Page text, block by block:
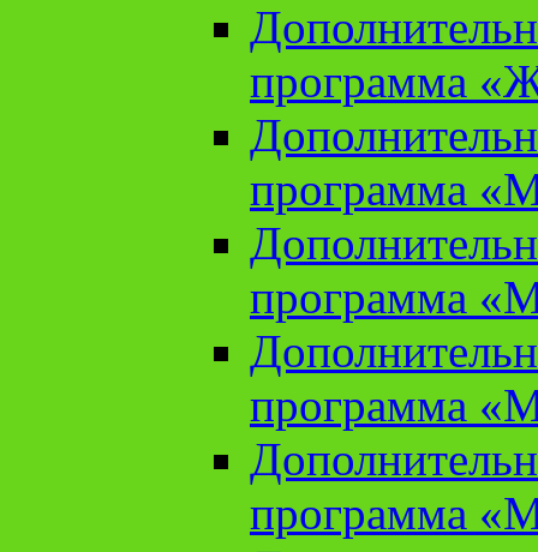
программа
программа
программа
программа
программа